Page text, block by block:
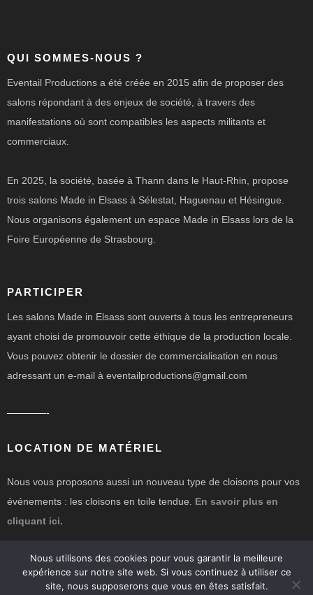
QUI SOMMES-NOUS ?
Eventail Productions a été créée en 2015 afin de proposer des
salons répondant à des enjeux de société, à travers des
manifestations où sont compatibles les aspects militants et
commerciaux.
En 2025, la société, basée à Thann dans le Haut-Rhin, propose
trois salons Made in Elsass à Sélestat, Haguenau et Hésingue.
Nous organisons également un espace Made in Elsass lors de la
Foire Européenne de Strasbourg.
PARTICIPER
Les salons Made in Elsass sont ouverts à tous les entrepreneurs
ayant choisi de promouvoir cette éthique de la production locale.
Vous pouvez obtenir le dossier de commercialisation en nous
adressant un e-mail à eventailproductions@gmail.com
————-
LOCATION DE MATÉRIEL
Nous vous proposons aussi un nouveau type de cloisons pour vos
événements : les cloisons en toile tendue. En savoir plus en
cliquant ici.
Nous utilisons des cookies pour vous garantir la meilleure
expérience sur notre site web. Si vous continuez à utiliser ce
site, nous supposerons que vous en êtes satisfait.